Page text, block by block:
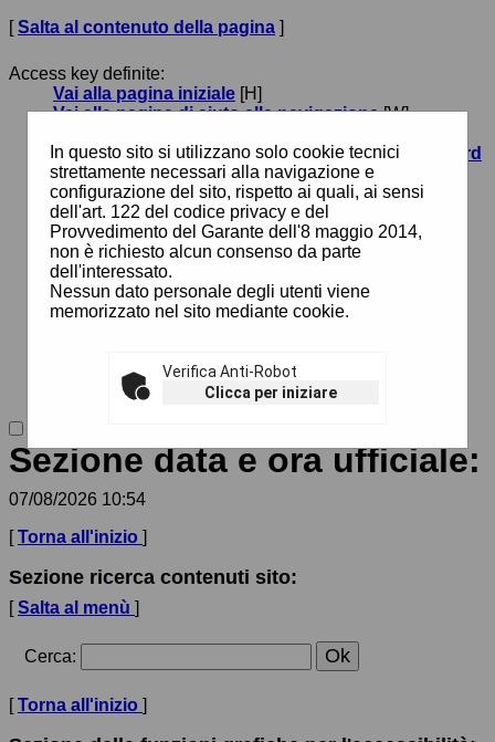
[Salta al contenuto della pagina ]
Access key definite:
Vai alla pagina iniziale [H]
Vai alla pagina di aiuto alla navigazione[W]
Passa al testo con caratteri di dimensione standard
[N]
Passa al testo con caratteri di dimensione grande
[B]
Passa al testo con caratteri di dimensione molto
grande[V]
Passa alla visualizzazione grafica
Passa alla visualizzazione solo testo[T]
Passa alla visualizzazione in alto contrasto e solo
Salta al menù[1]
Salta al contenuto della pagina[2]
Sezione data e ora ufficiale:
07/08/2026 10:54
[Torna all'inizio ]
Sezione ricerca contenuti sito:
[Salta al menù ]
Cerca:
[Torna all'inizio ]
In questo sito si utilizzano solo cookie tecnici
strettamente necessari alla navigazione e
configurazione del sito, rispetto ai quali, ai sensi
dell'art. 122 del codice privacy e del
Provvedimento del Garante dell'8 maggio 2014,
non è richiesto alcun consenso da parte
dell'interessato.
Nessun dato personale degli utenti viene
memorizzato nel sito mediante cookie.
Verifica Anti-Robot
Clicca per iniziare